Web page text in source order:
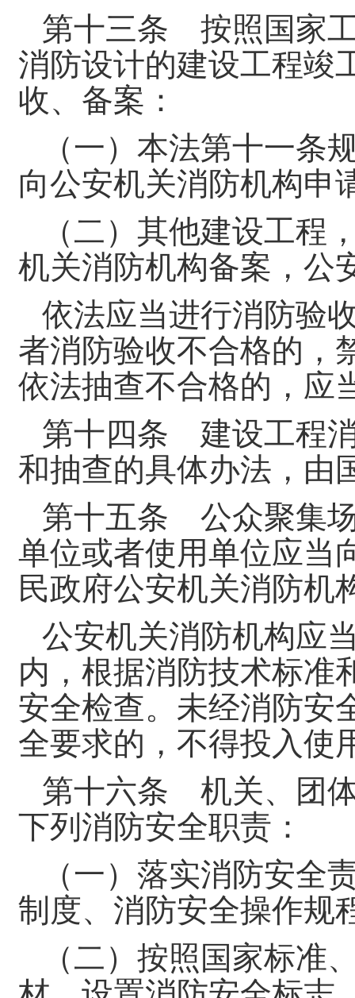
第十三条 按照国家
消防设计的建设工程竣
收、备案：
（一）本法第十一条
向公安机关消防机构申
（二）其他建设工程
机关消防机构备案，公
依法应当进行消防验
者消防验收不合格的，
依法抽查不合格的，应
第十四条 建设工程
和抽查的具体办法，由
第十五条 公众聚集
单位或者使用单位应当
民政府公安机关消防机
公安机关消防机构应
内，根据消防技术标准
安全检查。未经消防安
全要求的，不得投入使
第十六条 机关、团
下列消防安全职责：
（一）落实消防安全
制度、消防安全操作规
（二）按照国家标准